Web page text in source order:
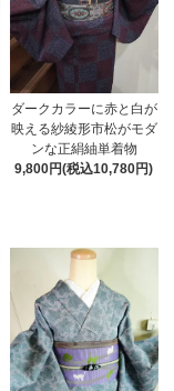
ダークカラーに赤と白が
映える紗綾形市松がモダ
ンな正絹紬単着物
9,800円(税込10,780円)